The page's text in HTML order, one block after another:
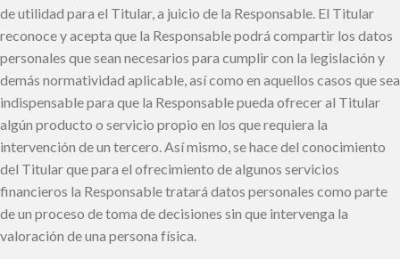
de utilidad para el Titular, a juicio de la Responsable. El Titular
reconoce y acepta que la Responsable podrá compartir los datos
personales que sean necesarios para cumplir con la legislación y
demás normatividad aplicable, así como en aquellos casos que sea
indispensable para que la Responsable pueda ofrecer al Titular
algún producto o servicio propio en los que requiera la
intervención de un tercero. Así mismo, se hace del conocimiento
del Titular que para el ofrecimiento de algunos servicios
financieros la Responsable tratará datos personales como parte
de un proceso de toma de decisiones sin que intervenga la
valoración de una persona física.